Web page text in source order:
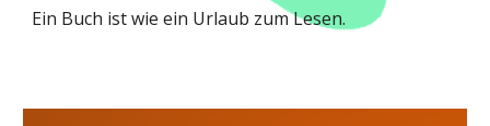
Ein Buch ist wie ein Urlaub zum Lesen.